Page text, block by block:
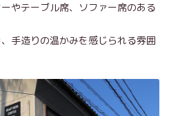
やテーブル席、ソファー席のある
手造りの温かみを感じられる雰囲